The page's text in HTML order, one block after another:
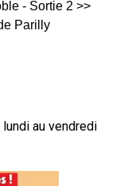
- Sortie 2 >>
Parilly
au vendredi